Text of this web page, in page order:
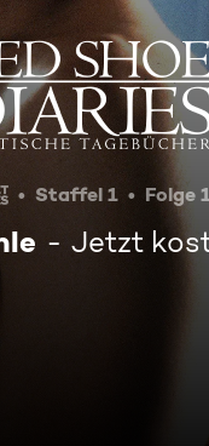
Gefährliche
Staffel 1 Folge
Jetzt